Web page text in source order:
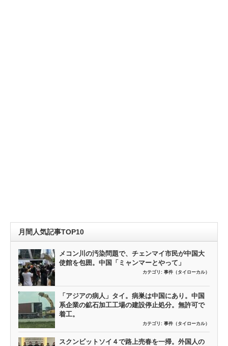
月間人気記事TOP10
メコン川の汚染問題で、チェンマイ市民が中国大
使館を包囲。中国「ミャンマーとやって」
カテゴリ: 事件（タイローカル）
「アジアの病人」タイ。病巣は中国にあり。中国
系企業の鉱石加工工場の建設停止処分。無許可で
着工。
カテゴリ: 事件（タイローカル）
スクンビットソイ４で路上売春を一掃。外国人の